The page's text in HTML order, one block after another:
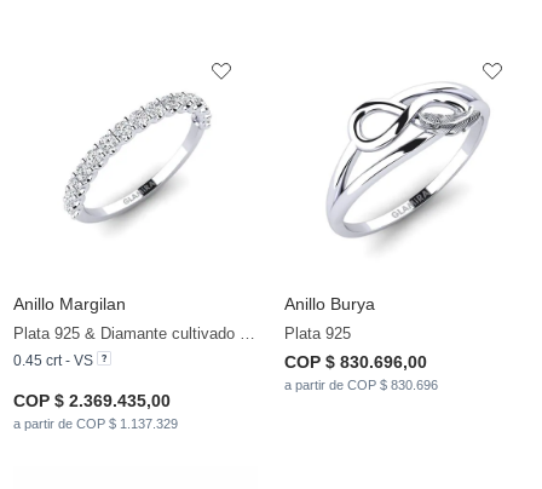
Anillo Margilan
Plata 925 & Diamante cultivado en laboratorio
0.45 crt - VS
COP $ 2.369.435,00
a partir de COP $ 1.137.329
Anillo Burya
Plata 925
COP $ 830.696,00
a partir de COP $ 830.696